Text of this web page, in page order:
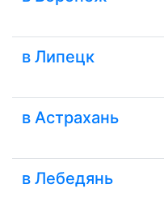
в Липецк
в Астрахань
в Лебедянь